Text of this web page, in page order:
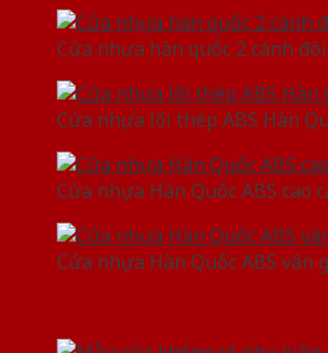
Cửa nhựa hàn quốc 2 cánh đôi
Cửa nhựa lõi thép ABS Hàn
Cửa nhựa Hàn Quốc ABS cao
Cửa nhựa Hàn Quốc ABS vân